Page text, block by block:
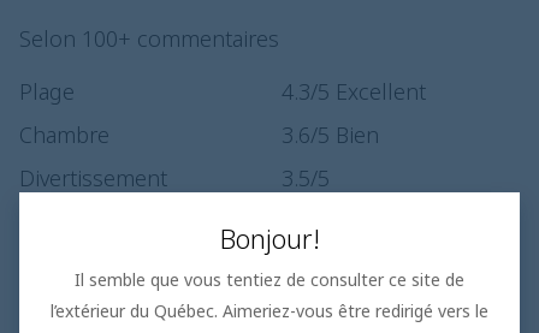
Selon 100+ commentaires
Plage
4.3/5 Excellent
Chambre
3.6/5 Bien
Divertissement
3.5/5
Service
3.8/5 Très bien
Bonjour!
Il semble que vous tentiez de consulter ce site de
l’extérieur du Québec. Aimeriez-vous être redirigé vers le